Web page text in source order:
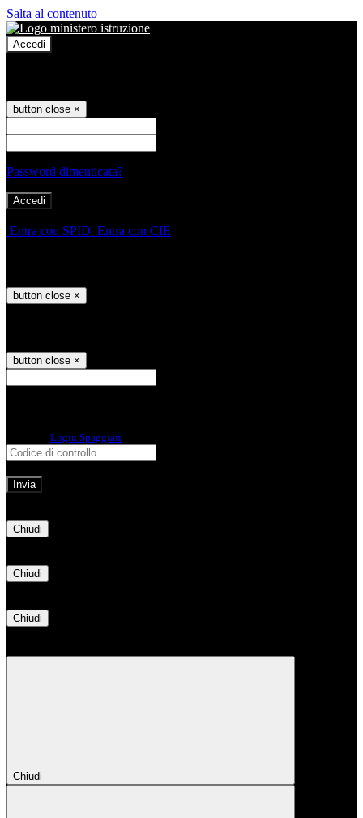
Salta al contenuto
Accedi
button close ×
Password dimenticata?
Entra con SPID Entra con CIE
button close ×
button close ×
Login Spaggiari
Chiudi
Chiudi
Chiudi
Chiudi